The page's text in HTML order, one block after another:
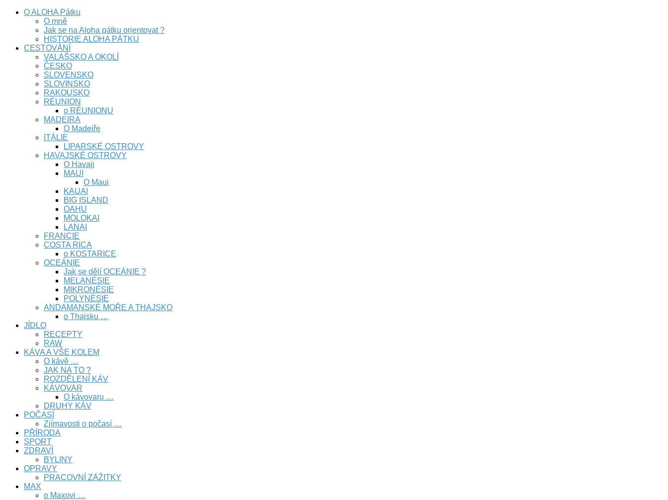
O ALOHA Pátku
O mně
Jak se na Aloha pátku orientovat ?
HISTORIE ALOHA PÁTKU
CESTOVÁNÍ
VALAŠSKO A OKOLÍ
ČESKO
SLOVENSKO
SLOVINSKO
RAKOUSKO
RÉUNION
o RÉUNIONU
MADEIRA
O Madeiře
ITÁLIE
LIPARSKÉ OSTROVY
HAVAJSKÉ OSTROVY
O Havaji
MAUI
O Maui
KAUAI
BIG ISLAND
OAHU
MOLOKAI
LANAI
FRANCIE
COSTA RICA
o KOSTARICE
OCEÁNIE
Jak se dělí OCEÁNIE ?
MELANÉSIE
MIKRONÉSIE
POLYNÉSIE
ANDAMANSKÉ MOŘE A THAJSKO
o Thajsku …
JÍDLO
RECEPTY
RAW
KÁVA A VŠE KOLEM
O kávě …
JAK NA TO ?
ROZDĚLENÍ KÁV
KÁVOVAR
O kávovaru …
DRUHY KÁV
POČASÍ
Zjímavosti o počasí …
PŘÍRODA
SPORT
ZDRAVÍ
BYLINY
OPRAVY
PRACOVNÍ ZÁŽITKY
MAX
o Maxovi …